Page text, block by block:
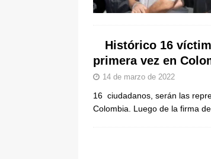
[ 8 de agosto de
Histórico 16
primera vez en
14 de marzo de 2022
16 ciudadanos, serán las
Colombia. Luego de la firma